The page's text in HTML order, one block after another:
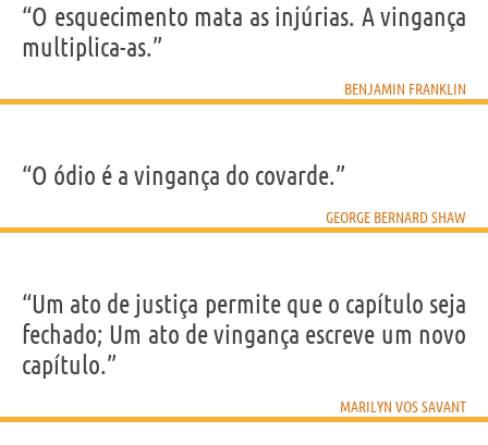
“O esquecimento mata as injúrias. A vingança
multiplica-as.”
BENJAMIN FRANKLIN
“O ódio é a vingança do covarde.”
GEORGE BERNARD SHAW
“Um ato de justiça permite que o capítulo seja
fechado; Um ato de vingança escreve um novo
capítulo.”
MARILYN VOS SAVANT